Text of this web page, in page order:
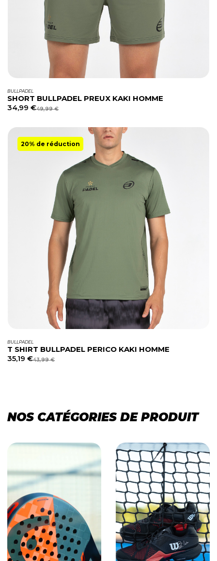
BULLPADEL
SHORT BULLPADEL PREUX KAKI HOMME
34,99 €49,99€
20% de réduction
BULLPADEL
T SHIRT BULLPADEL PERICO KAKI HOMME
35,19 €43,99€
NOS CATÉGORIES DE PRODUIT